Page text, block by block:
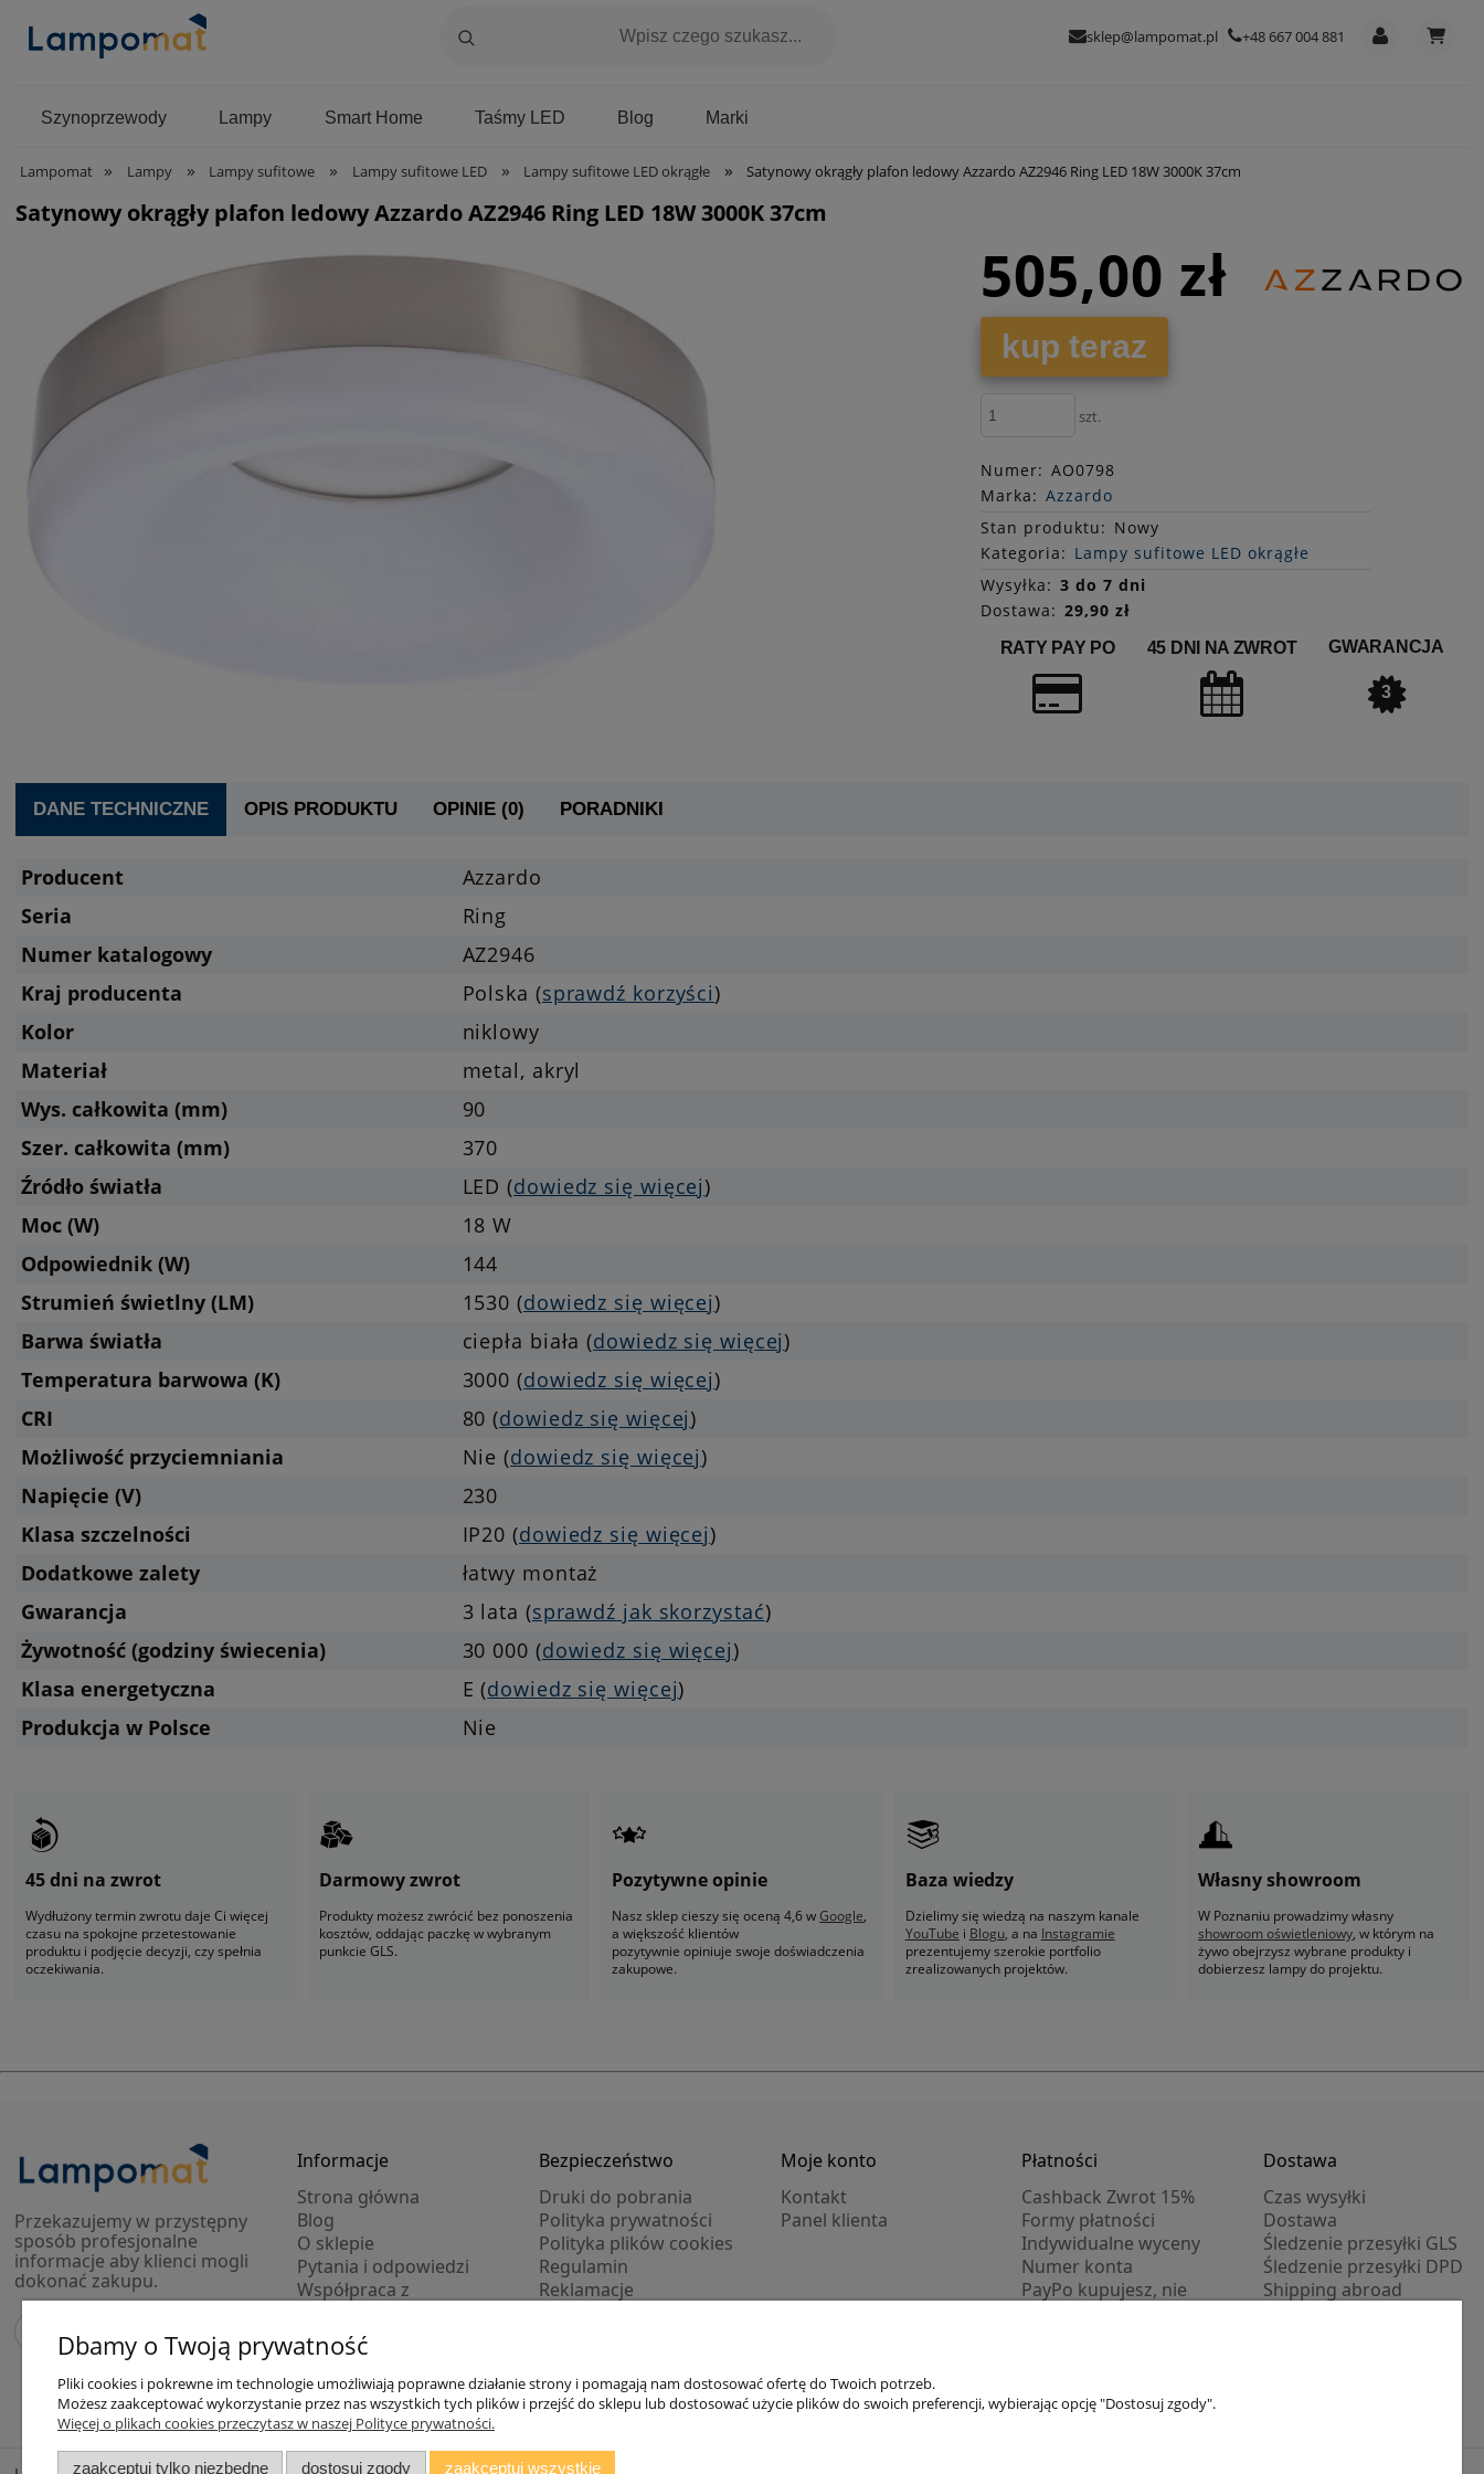
sklep@lampomat.pl +48 667 004 881
Szynoprzewody Lampy Smart Home Blog
Taśmy LED Marki
Lampomat » Lampy » Lampy sufitowe » Lampy sufitowe LED » Lampy sufitowe LED okrągłe » Satynowy okrągły plafon ledowy Azzardo AZ2946 Ring LED 18W 3000K 37cm
Satynowy okrągły plafon ledowy Azzardo AZ2946 Ring LED 18W 3000K 37cm
505,00 zł
kup teraz
szt.
Numer: AO0798
Marka: Azzardo
Stan produktu: Nowy
Kategoria: Lampy sufitowe LED okrągłe
Wysyłka: 3 do 7 dni
Dostawa: 29,90 zł
RATY PAY PO 45 DNI NA ZWROT GWARANCJA
3
DANE TECHNICZNE OPIS PRODUKTU OPINIE (0) PORADNIKI
Producent
Azzardo
Seria
Ring
Numer katalogowy
AZ2946
Kraj producenta
Polska (sprawdź korzyści)
Kolor
niklowy
Materiał
metal, akryl
Wys. całkowita (mm)
90
Szer. całkowita (mm)
370
Źródło światła
LED (dowiedz się więcej)
Moc (W)
18 W
Odpowiednik (W)
144
Strumień świetlny (LM)
1530 (dowiedz się więcej)
Barwa światła
ciepła biała (dowiedz się więcej)
Temperatura barwowa (K)
3000 (dowiedz się więcej)
CRI
80 (dowiedz się więcej)
Możliwość przyciemniania
Nie (dowiedz się więcej)
Napięcie (V)
230
Klasa szczelności
IP20 (dowiedz się więcej)
Dodatkowe zalety
łatwy montaż
Gwarancja
3 lata (sprawdź jak skorzystać)
Żywotność (godziny świecenia)
30 000 (dowiedz się więcej)
Klasa energetyczna
E (dowiedz się więcej)
Produkcja w Polsce
Nie
45 dni na zwrot
Wydłużony termin zwrotu daje Ci więcej
czasu na spokojne przetestowanie
produktu i podjęcie decyzji, czy spełnia
oczekiwania.
Darmowy zwrot
Produkty możesz zwrócić bez ponoszenia
kosztów, oddając paczkę w wybranym
punkcie GLS.
Pozytywne opinie
Nasz sklep cieszy się oceną 4,6 wGoogle,
a większość klientów
pozytywnie opiniuje swoje doświadczenia
zakupowe.
Baza wiedzy
Dzielimy się wiedzą na naszym kanale
YouTube i Blogu, a na Instagramie
prezentujemy szerokie portfolio
zrealizowanych projektów.
Własny showroom
W Poznaniu prowadzimy własny
showroom oświetleniowy, w którym na
żywo obejrzysz wybrane produkty i
dobierzesz lampy do projektu.
Przekazujemy w przystępny
sposób profesjonalne
informacje aby klienci mogli
dokonać zakupu.
Informacje
Strona główna
Blog
O sklepie
Pytania i odpowiedzi
Współpraca z
Modele 3D lamp
Outlet
Bezpieczeństwo
Druki do pobrania
Polityka prywatności
Polityka plików cookies
Regulamin
Reklamacje
Moje konto
Kontakt
Panel klienta
Płatności
Cashback Zwrot 15%
Formy płatności
Indywidualne wyceny
Numer konta
PayPo kupujesz, nie
Dostawa
Czas wysyłki
Dostawa
Śledzenie przesyłki GLS
Śledzenie przesyłki DPD
Shipping abroad
Zarejestruj się/Zaloguj się
Dbamy o Twoją prywatność
Pliki cookies i pokrewne im technologie umożliwiają poprawne działanie strony i pomagają nam dostosować ofertę do Twoich potrzeb.
Możesz zaakceptować wykorzystanie przez nas wszystkich tych plików i przejść do sklepu lub dostosować użycie plików do swoich preferencji, wybierając opcję "Dostosuj zgody".
Więcej o plikach cookies przeczytasz w naszej Polityce prywatności.
zaakceptuj tylko niezbędne dostosuj zgody zaakceptuj wszystkie